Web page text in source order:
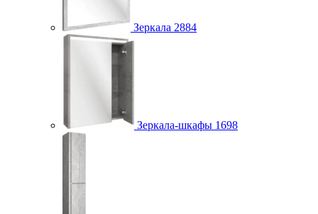
Зеркала 2884
Зеркала-шкафы 1698